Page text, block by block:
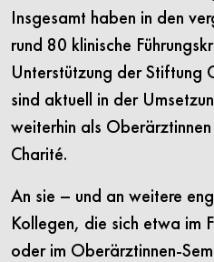
Insgesamt haben in den
rund 80 klinische
Unterstützung der Stiftung
sind aktuell in der
weiterhin als
Charité.
An sie – und an weitere
Kollegen, die sich etwa im
oder im Oberärztinnen-